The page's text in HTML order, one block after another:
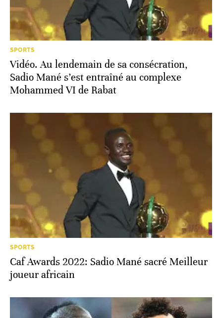
SPORTS
Vidéo. Au lendemain de sa consécration,
Sadio Mané s’est entraîné au complexe
Mohammed VI de Rabat
SPORTS
Caf Awards 2022: Sadio Mané sacré Meilleur
joueur africain